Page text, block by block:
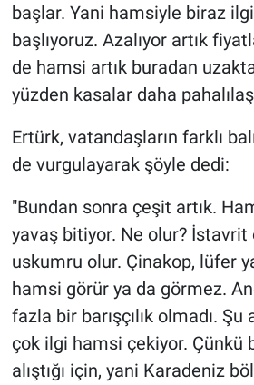
başlar. Yani hamsiyle biraz
başlıyoruz. Azalıyor artık
de hamsi artık buradan
yüzden kasalar daha
Ertürk, vatandaşların farklı
de vurgulayarak şöyle dedi:
"Bundan sonra çeşit artık.
yavaş bitiyor. Ne olur? İstavrit
uskumru olur. Çinakop, lüfer
hamsi görür ya da görmez.
fazla bir barışçılık olmadı.
çok ilgi hamsi çekiyor. Çünkü
alıştığı için, yani Karadeniz